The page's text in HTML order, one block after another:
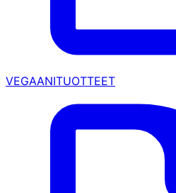
VEGAANITUOTTEET